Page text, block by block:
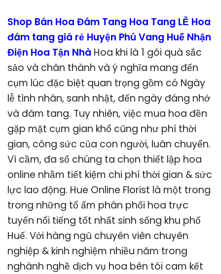
Shop Bán Hoa Đám Tang Hoa Tang LỄ Hoa
đám tang giá rẻ Huyện Phú Vang Huế Nhận
Điện Hoa Tận Nhà Hoa khi là 1 gói quà sắc
sảo và chân thành và ý nghĩa mang đến
cụm lúc đặc biệt quan trọng gồm có Ngày
lễ tình nhân, sanh nhật, đến ngày đáng nhớ
và đám tang. Tuy nhiên, việc mua hoa đền
gặp mặt cụm gian khổ cũng như phí thời
gian, công sức của con người, luân chuyển.
Vì cầm, đa số chúng ta chọn thiết lập hoa
online nhằm tiết kiệm chi phí thời gian & sức
lực lao động. Hue Online Florist là một trong
trong những tổ ấm phân phối hoa trực
tuyến nổi tiếng tốt nhất sinh sống khu phố
Huế. Với hàng ngũ chuyên viên chuyên
nghiệp & kinh nghiệm nhiều năm trong
nghành nghề dịch vụ hoa bên tôi cam kết